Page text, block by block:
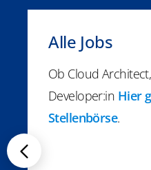
Alle Jobs
Ob Cloud
Developer:in Hier
Stellenbörse.